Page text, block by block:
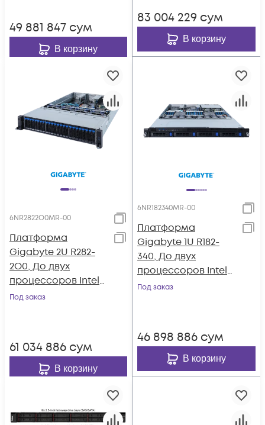
49 881 847 сум
В корзину
NVMe, 2x1000Base-T
83 004 229 сум
В корзину
6NR2822O0MR-00
Платформа
Gigabyte 2U R282-
2O0, До двух
процессоров Intel
Xeon Scalable Gen3,
Под заказ
61 034 886 сум
В корзину
6NR182340MR-00
Платформа
Gigabyte 1U R182-
340, До двух
процессоров Intel
Xeon Scalable Gen3,
Под заказ
46 898 886 сум
В корзину